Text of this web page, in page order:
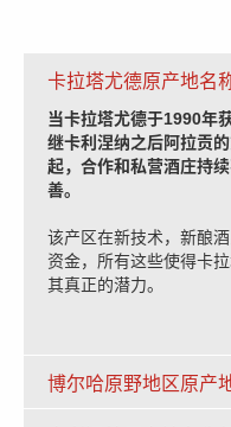
卡拉塔尤德原产地名
当卡拉塔尤德于1990年
继卡利涅纳之后阿拉贡
起，合作和私营酒庄持
善。
该产区在新技术，新酿
资金，所有这些使得卡
其真正的潜力。
博尔哈原野地区原产